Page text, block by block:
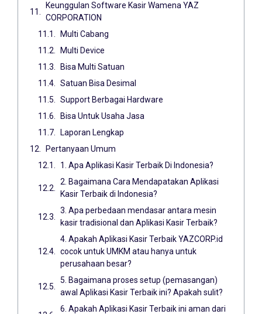
Keunggulan Software Kasir Wamena YAZ
CORPORATION
Multi Cabang
Multi Device
Bisa Multi Satuan
Satuan Bisa Desimal
Support Berbagai Hardware
Bisa Untuk Usaha Jasa
Laporan Lengkap
Pertanyaan Umum
1. Apa Aplikasi Kasir Terbaik Di Indonesia?
2. Bagaimana Cara Mendapatakan Aplikasi
Kasir Terbaik di Indonesia?
3. Apa perbedaan mendasar antara mesin
kasir tradisional dan Aplikasi Kasir Terbaik?
4. Apakah Aplikasi Kasir Terbaik YAZCORP.id
cocok untuk UMKM atau hanya untuk
perusahaan besar?
5. Bagaimana proses setup (pemasangan)
awal Aplikasi Kasir Terbaik ini? Apakah sulit?
6. Apakah Aplikasi Kasir Terbaik ini aman dari